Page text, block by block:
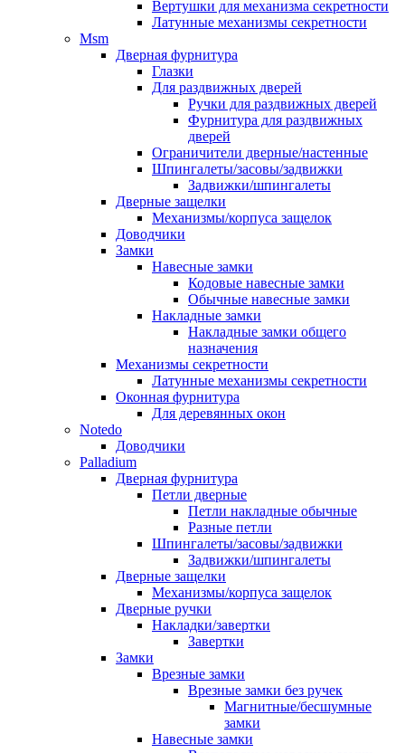
Вертушки для механизма секретности
Латунные механизмы секретности
Msm
Дверная фурнитура
Глазки
Для раздвижных дверей
Ручки для раздвижных дверей
Фурнитура для раздвижных
дверей
Ограничители дверные/настенные
Шпингалеты/засовы/задвижки
Задвижки/шпингалеты
Дверные защелки
Механизмы/корпуса защелок
Доводчики
Замки
Навесные замки
Кодовые навесные замки
Обычные навесные замки
Накладные замки
Накладные замки общего
назначения
Механизмы секретности
Латунные механизмы секретности
Оконная фурнитура
Для деревянных окон
Notedo
Доводчики
Palladium
Дверная фурнитура
Петли дверные
Петли накладные обычные
Разные петли
Шпингалеты/засовы/задвижки
Задвижки/шпингалеты
Дверные защелки
Механизмы/корпуса защелок
Дверные ручки
Накладки/завертки
Завертки
Замки
Врезные замки
Врезные замки без ручек
Магнитные/бесшумные
замки
Навесные замки